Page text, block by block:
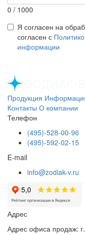
0 / 1000
Я согласен на
согласен с
информации
Продукция
Контакты О компании
Телефон
(495)-528-00-96
(495)-592-02-15
E-mail
info@zodiak-v.ru
Адрес
Адрес офиса продаж: